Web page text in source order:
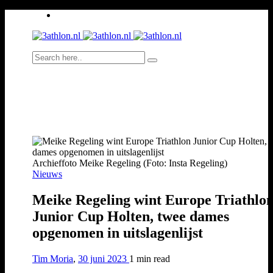
Archieffoto Meike Regeling (Foto: Insta Regeling)
Nieuws
Meike Regeling wint Europe
Junior Cup Holten, twee dames
opgenomen in uitslagenlijst
Tim Moria, 30 juni 2023 1 min read